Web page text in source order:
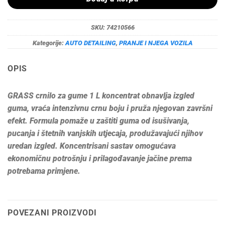
SKU: 74210566
Kategorije: AUTO DETAILING, PRANJE I NJEGA VOZILA
OPIS
GRASS crnilo za gume 1 L koncentrat obnavlja izgled
guma, vraća intenzivnu crnu boju i pruža njegovan završni
efekt. Formula pomaže u zaštiti guma od isušivanja,
pucanja i štetnih vanjskih utjecaja, produžavajući njihov
uredan izgled. Koncentrisani sastav omogućava
ekonomičnu potrošnju i prilagođavanje jačine prema
potrebama primjene.
POVEZANI PROIZVODI